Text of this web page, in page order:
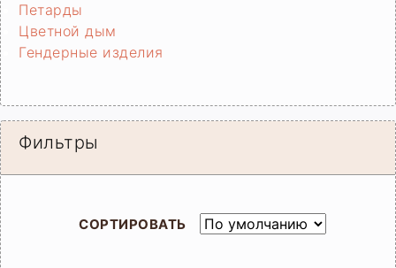
Петарды
Цветной дым
Гендерные изделия
Фильтры
СОРТИРОВАТЬ